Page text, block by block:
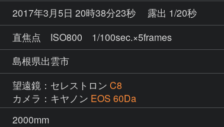
2017年3月5日 20時38分23秒
露出 1/20秒
直焦点 ISO800 1/100sec.×5frames
島根県出雲市
望遠鏡：セレストロン C8
カメラ：キヤノン EOS 60Da
2000mm